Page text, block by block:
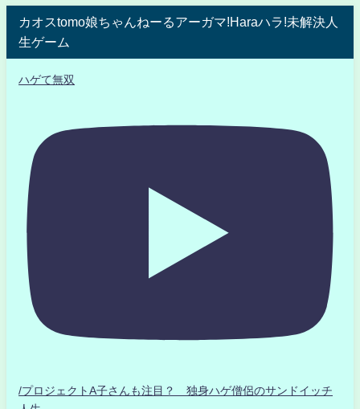
カオスtomo娘ちゃんねーるアーガマ!Haraハラ!未解決人
生ゲーム
ハゲて無双
/プロジェクトA子さんも注目？ 独身ハゲ僧侶のサンドイッチ